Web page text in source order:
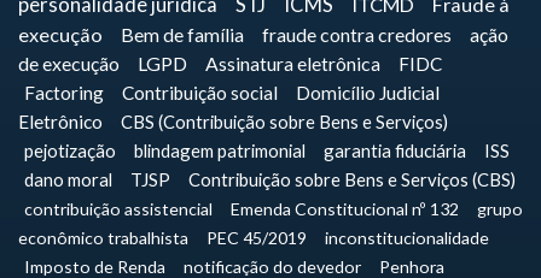
personalidade jurídica
STJ ICMS
execução
Bem de família fraude contra credores
ação
de execução
LGPD Assinatura eletrônica
FIDC
Factoring
Contribuição social
Domicílio Judicial
Eletrônico
CBS (Contribuição sobre Bens e Serviços)
pejotização
blindagem patrimonial garantia fiduciária
ISS
dano moral
TJSP Contribuição sobre Bens e Serviços (CBS)
contribuição assistencial Emenda Constitucional nº 132
grupo
econômico trabalhista
PEC 45/2019
inconstitucionalidade
Imposto de Renda
notificação do devedor
Penhora